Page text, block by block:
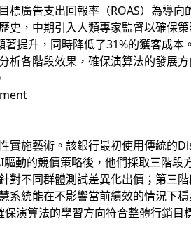
廣告支出回報率（ROAS）為導
，中期引入人類專家監督以確保
提升，同時降低了31%的獲客成
各階段效果，確保演算法的發展
實施藝術。該銀行最初使用傳統的
的競價策略後，他們採取三階段
不同群體測試差異化出價；第三
統能在不影響當前績效的情況下
演算法的學習方向符合整體行銷目